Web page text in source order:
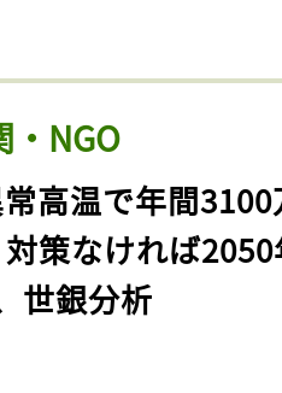
・NGO
常高温で年間
策なければ
世銀分析